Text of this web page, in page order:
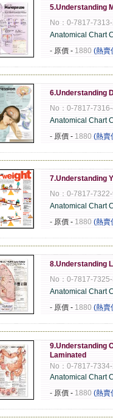
5.Understanding
No：0-7817-
Anatomical Chart
- 原價 - 1880 (熱賣
6.Understanding
No：0-7817-
Anatomical Chart
- 原價 - 1880 (熱賣
7.Understanding
No：0-7817-
Anatomical Chart
- 原價 - 1880 (熱賣
8.Understanding
No：0-7817-
Anatomical Chart
- 原價 - 1880 (熱賣
9.Understanding
Laminated
No：0-7817-
Anatomical Chart
- 原價 - 1880 (熱賣